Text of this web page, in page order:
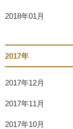
2018年01月
2017年
2017年12月
2017年11月
2017年10月